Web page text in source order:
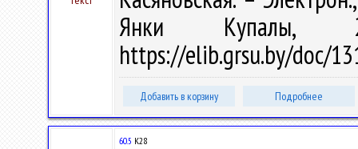
Янки Купалы,
https://elib.grsu.by/doc/
Добавить в корзину Подробнее
60.5 К28